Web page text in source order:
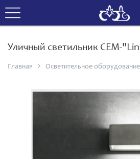
Уличный светильник СЕМ-
Главная Осветительное оборудование